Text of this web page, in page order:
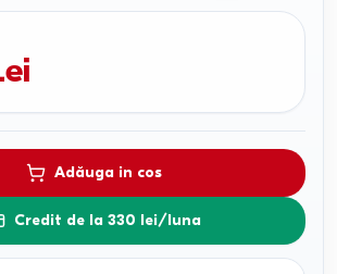
Adăuga in cos
Credit de la 330 lei/luna